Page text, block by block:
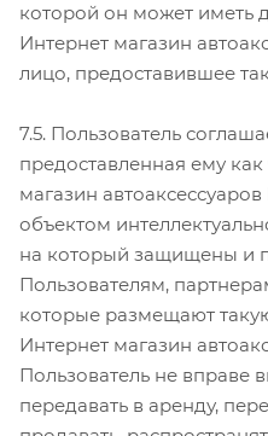
которой он может иметь
Интернет магазин
лицо, предоставившее
7.5. Пользователь
предоставленная ему как
магазин
объектом
на который защищены и
Пользователям,
которые размещают
Интернет магазин
Пользователь не вправе
передавать в аренду,